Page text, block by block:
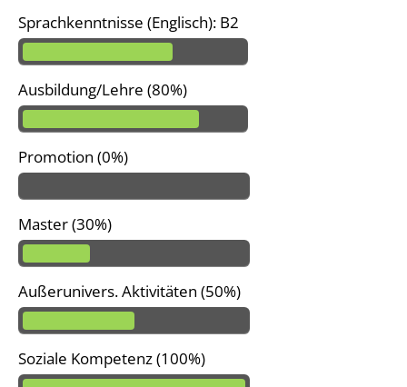
Sprachkenntnisse (Englisch): B2
Ausbildung/Lehre (80%)
Promotion (0%)
Master (30%)
Außerunivers. Aktivitäten (50%)
Soziale Kompetenz (100%)